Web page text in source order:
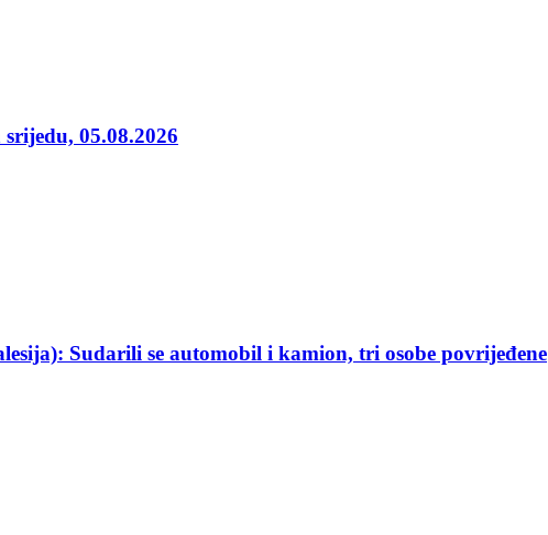
05.08.2026
Sudarili se automobil i kamion, tri osobe povrijeđene